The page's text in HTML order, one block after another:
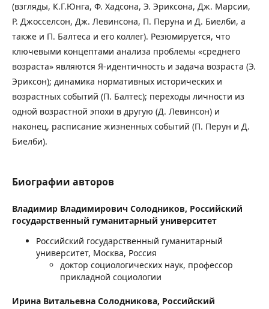
(взгляды, К.Г.Юнга, Ф. Хадсона, Э. Эриксона, Дж. Марсии,
Р. Джосселсон, Дж. Левинсона, П. Перуна и Д. Биелби, а
также и П. Балтеса и его коллег). Резюмируется, что
ключевыми концептами анализа проблемы «среднего
возраста» являются Я-идентичность и задача возраста (Э.
Эриксон); динамика нормативных исторических и
возрастных событий (П. Балтес); переходы личности из
одной возрастной эпохи в другую (Д. Левинсон) и
наконец, расписание жизненных событий (П. Перун и Д.
Биелби).
Биографии авторов
Владимир Владимирович Солодников, Российский
государственный гуманитарный университет
Российский государственный гуманитарный
университет, Москва, Россия
доктор социологических наук, профессор
прикладной социологии
Ирина Витальевна Солодникова, Российский